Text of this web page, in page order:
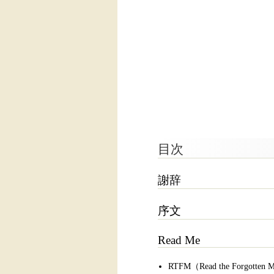
目次
謝辞
序文
Read Me
RTFM（Read the Forgotten